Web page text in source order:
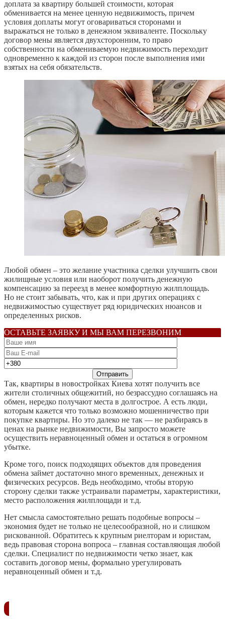
доплата за квартиру большей стоимости, которая
обменивается на менее ценную недвижимость, причем
условия доплаты могут оговариваться сторонами и
выражаться не только в денежном эквиваленте. Поскольку
договор мены является двухсторонним, то право
собственности на обмениваемую недвижимость переходит
одновременно к каждой из сторон после выполнения ими
взятых на себя обязательств.
Любой обмен – это желание участника сделки улучшить свои
жилищные условия или наоборот получить денежную
компенсацию за переезд в менее комфортную жилплощадь.
Но не стоит забывать, что, как и при других операциях с
недвижимостью существует ряд юридических нюансов и
определенных рисков.
ОСТАВЬТЕ ЗАЯВКУ И МЫ ВАМ ПЕРЕЗВОНИМ
Так, квартиры в новостройках Киева хотят получить все
жители столичных общежитий, но безрассудно соглашаясь на
обмен, нередко получают места в долгострое. А есть люди,
которым кажется что только возможно мошенничество при
покупке квартиры. Но это далеко не так — не разбираясь в
ценах на рынке недвижимости, Вы запросто можете
осуществить неравноценный обмен и остаться в огромном
убытке.
Кроме того, поиск подходящих объектов для проведения
обмена займет достаточно много временных, денежных и
физических ресурсов. Ведь необходимо, чтобы вторую
сторону сделки также устраивали параметры, характеристики,
место расположения жилплощади и т.д.
Нет смысла самостоятельно решать подобные вопросы –
экономия будет не только не целесообразной, но и слишком
рискованной. Обратитесь к крупным риелторам и юристам,
ведь правовая сторона вопроса – главная составляющая любой
сделки. Специалист по недвижимости четко знает, как
составить договор мены, формально урегулировать
неравноценный обмен и т.д.